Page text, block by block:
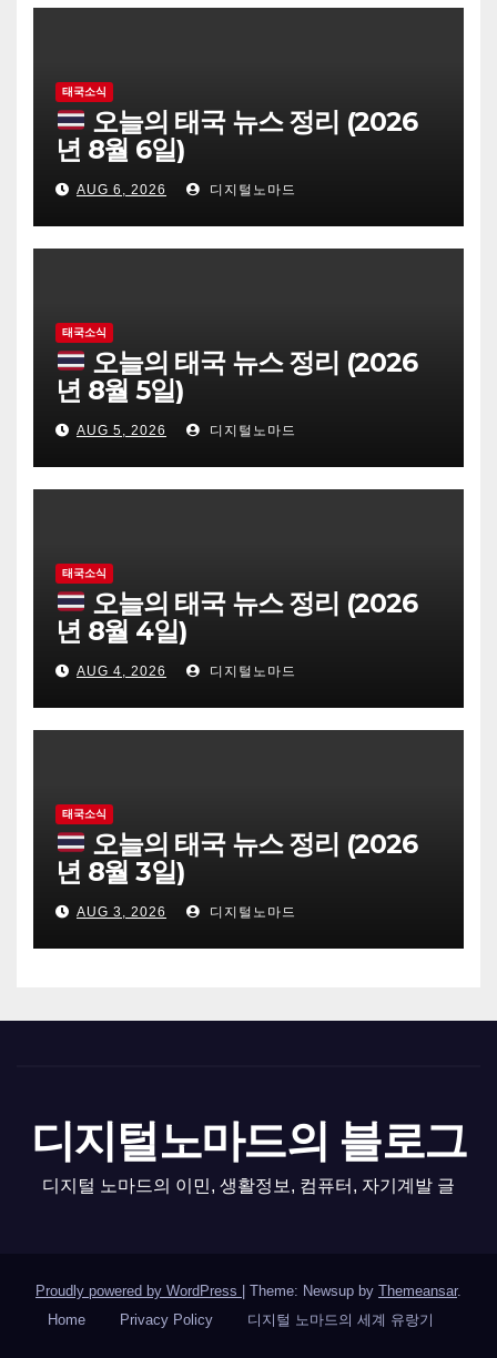
태국소식
오늘의 태국 뉴스 정리 (2026
년 8월 6일)
AUG 6, 2026 디지털노마드
태국소식
오늘의 태국 뉴스 정리 (2026
년 8월 5일)
AUG 5, 2026 디지털노마드
태국소식
오늘의 태국 뉴스 정리 (2026
년 8월 4일)
AUG 4, 2026 디지털노마드
태국소식
오늘의 태국 뉴스 정리 (2026
년 8월 3일)
AUG 3, 2026 디지털노마드
디지털노마드의 블로그
디지털 노마드의 이민, 생활정보, 컴퓨터, 자기계발 글
Proudly powered by WordPress Theme: Newsup by Themeansar.
Home
Privacy Policy 디지털 노마드의 세계 유랑기